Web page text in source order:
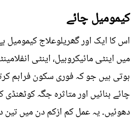
کیمومیل چائے
اس کا ایک اور گھریلوعلاج کیمومیل
میں اینٹی مائیکروبیل، اینٹی
ہوتی ہیں جو کہ فوری سکون فراہم
چائے بنائیں اور متاثرہ جگہ
دھوئیں۔ یہ عمل کم ازکم دن میں تین